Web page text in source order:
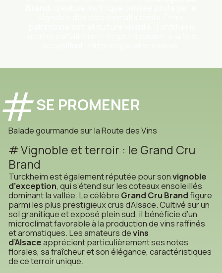
SE PROMENER
Balade gourmande sur la Route des Vins
Vignoble et terroir : le Grand Cru
Brand
Turckheim est également réputée pour sonvignoble
d’exception, qui s’étend sur les coteaux ensoleillés
dominant la vallée. Le célèbre Grand Cru Brandfigure
parmi les plus prestigieux crus d’Alsace. Cultivé sur un
sol granitique et exposé plein sud, il bénéficie d’un
microclimat favorable à la production de vins raffinés
et aromatiques. Les amateurs devins
d’Alsaceapprécient particulièrement ses notes
florales, sa fraîcheur et son élégance, caractéristiques
de ce terroir unique.